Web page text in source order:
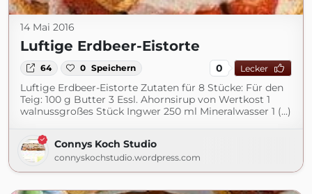
14 Mai 2016
Luftige Erdbeer-Eistorte
64 0 Speichern 0 Lecker
Luftige Erdbeer-Eistorte Zutaten für 8 Stücke: Für den
Teig: 100 g Butter 3 Essl. Ahornsirup von Wertkost 1
walnussgroßes Stück Ingwer 250 ml Mineralwasser 1 (...)
Connys Koch Studio
connyskochstudio.wordpress.com